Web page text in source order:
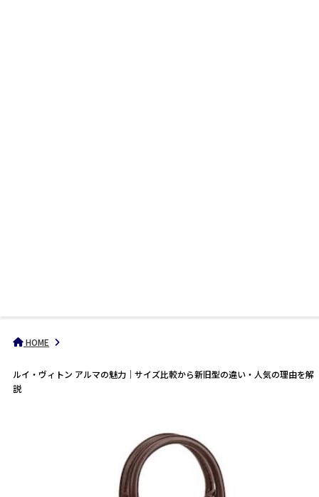
HOME
ルイ・ヴィトン アルマの魅力｜サイズ比較から新旧型の違い・人気の理由を解
説